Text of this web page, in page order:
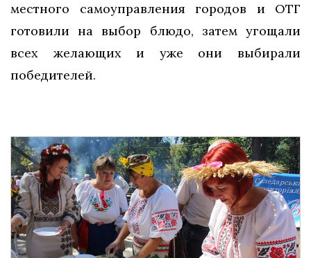
местного самоуправления городов и ОТГ
готовили на выбор блюдо, затем угощали
всех желающих и уже они выбирали
победителей.